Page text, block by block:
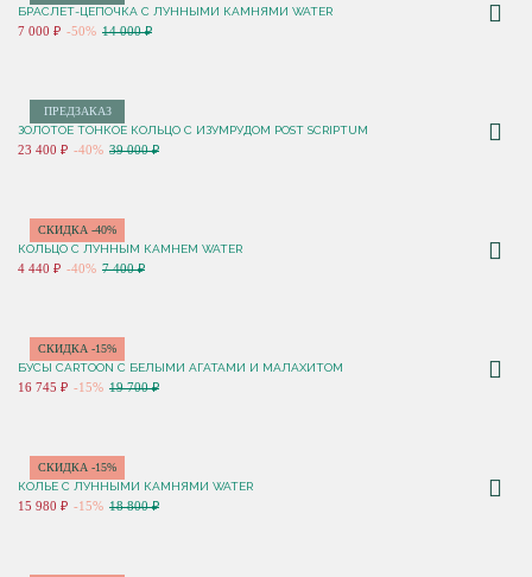
БРАСЛЕТ-ЦЕПОЧКА С ЛУННЫМИ КАМНЯМИ WATER
7 000 ₽ -50% 14 000 ₽
ПРЕДЗАКАЗ
ЗОЛОТОЕ ТОНКОЕ КОЛЬЦО С ИЗУМРУДОМ POST SCRIPTUM
23 400 ₽ -40% 39 000 ₽
СКИДКА -40%
КОЛЬЦО С ЛУННЫМ КАМНЕМ WATER
4 440 ₽ -40% 7 400 ₽
СКИДКА -15%
БУСЫ CARTOON С БЕЛЫМИ АГАТАМИ И МАЛАХИТОМ
16 745 ₽ -15% 19 700 ₽
СКИДКА -15%
КОЛЬЕ С ЛУННЫМИ КАМНЯМИ WATER
15 980 ₽ -15% 18 800 ₽